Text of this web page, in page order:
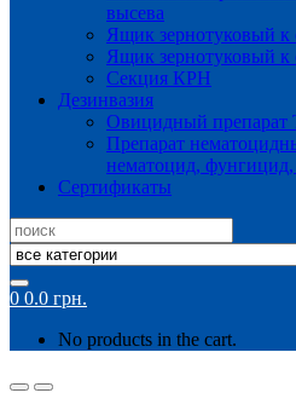
высева
Ящик зернотуковый к
Ящик зернотуковый к
Секция КРН
Дезинвазия
Овицидный препарат
Препарат
нематоцид,
Сертификаты
Search
for:
0 0.0 грн.
No products in the cart.